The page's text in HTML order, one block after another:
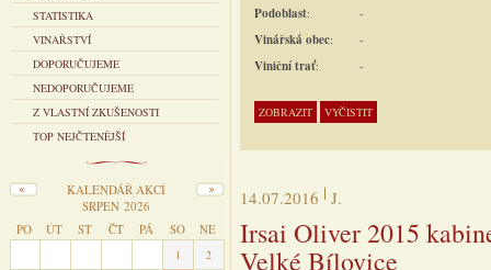
STATISTIKA
VINAŘSTVÍ
DOPORUČUJEME
NEDOPORUČUJEME
Z VLASTNÍ ZKUŠENOSTI
TOP NEJČTENĚJŠÍ
KALENDÁŘ AKCÍ
SRPEN 2026
PO
ÚT ST ČT PÁ SO NE
1
2
Podoblast: -
Vinářská obec: -
Viniční trať: -
14.07.2016 J.
Irsai Oliver 2015
Velké Bílovice